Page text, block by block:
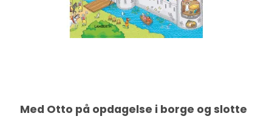
Med Otto på opdagelse i borge og slotte